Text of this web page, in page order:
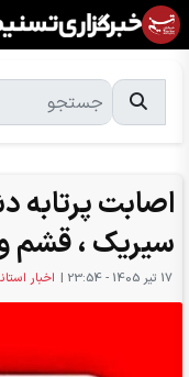
اصابت
سیریک ، قشم
17 تير 1405 - 23:54 | اخبار